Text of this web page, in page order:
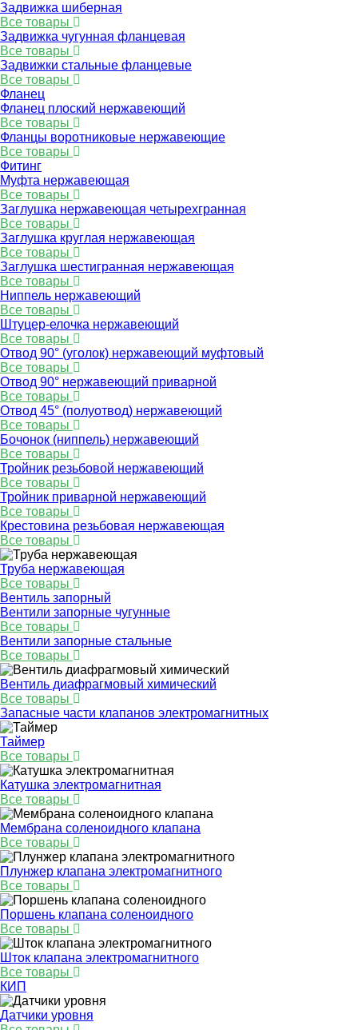
Задвижка шиберная
Все товары
Задвижка чугунная фланцевая
Все товары
Задвижки стальные фланцевые
Все товары
Фланец
Фланец плоский нержавеющий
Все товары
Фланцы воротниковые нержавеющие
Все товары
Фитинг
Муфта нержавеющая
Все товары
Заглушка нержавеющая четырехгранная
Все товары
Заглушка круглая нержавеющая
Все товары
Заглушка шестигранная нержавеющая
Все товары
Ниппель нержавеющий
Все товары
Штуцер-елочка нержавеющий
Все товары
Отвод 90° (уголок) нержавеющий муфтовый
Все товары
Отвод 90° нержавеющий приварной
Все товары
Отвод 45° (полуотвод) нержавеющий
Все товары
Бочонок (ниппель) нержавеющий
Все товары
Тройник резьбовой нержавеющий
Все товары
Тройник приварной нержавеющий
Все товары
Крестовина резьбовая нержавеющая
Все товары
Труба нержавеющая
Все товары
Вентиль запорный
Вентили запорные чугунные
Все товары
Вентили запорные стальные
Все товары
Вентиль диафрагмовый химический
Все товары
Запасные части клапанов электромагнитных
Таймер
Все товары
Катушка электромагнитная
Все товары
Мембрана соленоидного клапана
Все товары
Плунжер клапана электромагнитного
Все товары
Поршень клапана соленоидного
Все товары
Шток клапана электромагнитного
Все товары
КИП
Датчики уровня